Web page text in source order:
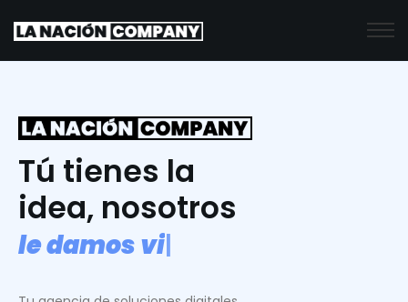
Tú tienes la
idea, nosotros
ledamosvid